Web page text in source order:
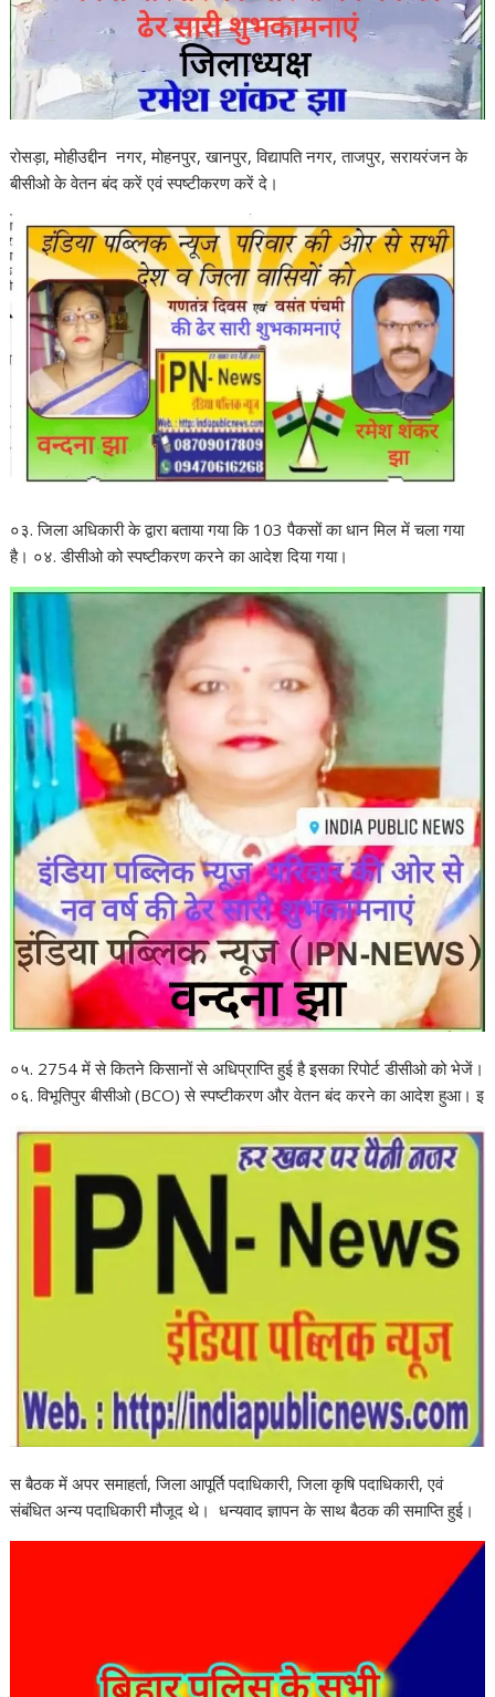
रोसड़ा, मोहीउद्दीन नगर, मोहनपुर, खानपुर, विद्यापति नगर, ताजपुर, सरायरंजन के
बीसीओ के वेतन बंद करें एवं स्पष्टीकरण करें दे।
०३. जिला अधिकारी के द्वारा बताया गया कि 103 पैकसों का धान मिल में चला गया
है। ०४. डीसीओ को स्पष्टीकरण करने का आदेश दिया गया।
०५. 2754 में से कितने किसानों से अधिप्राप्ति हुई है इसका रिपोर्ट डीसीओ को भेजें।
०६. विभूतिपुर बीसीओ (BCO) से स्पष्टीकरण और वेतन बंद करने का आदेश हुआ। इ
स बैठक में अपर समाहर्ता, जिला आपूर्ति पदाधिकारी, जिला कृषि पदाधिकारी, एवं
संबंधित अन्य पदाधिकारी मौजूद थे। धन्यवाद ज्ञापन के साथ बैठक की समाप्ति हुई।